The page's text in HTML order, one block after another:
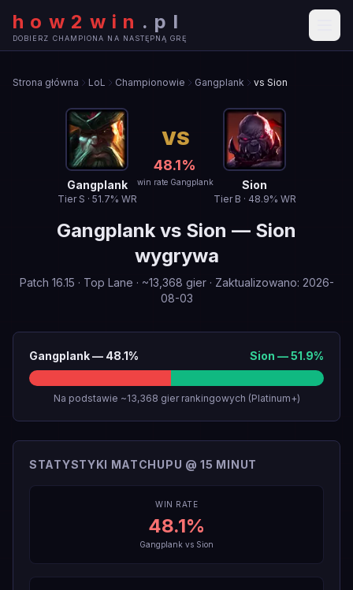
how2win . pl
DOBIERZ CHAMPIONA NA NASTĘPNĄ GRĘ
Strona główna LoL Championowie Gangplank vs Sion
Gangplank
Tier S · 51.7% WR
VS
48.1%
win rate Gangplank Sion
Tier B · 48.9% WR
Gangplank vs Sion — Sion
wygrywa
Patch 16.15 · Top Lane · ~13,368 gier· Zaktualizowano: 2026-
08-03
Gangplank— 48.1% Sion —51.9%
Na podstawie ~13,368 gier rankingowych (Platinum+)
STATYSTYKI MATCHUPU @ 15 MINUT
WIN RATE
48.1%
Gangplank vs Sion